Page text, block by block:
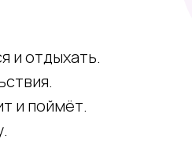
и отдыхать.
и поймёт.